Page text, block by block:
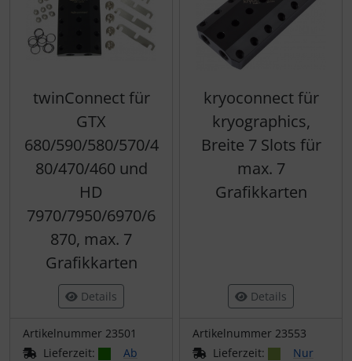
twinConnect für
GTX
680/590/580/570/4
80/470/460 und
HD
7970/7950/6970/6
870, max. 7
Grafikkarten
Details
Artikelnummer 23501
Lieferzeit:
Ab
kryoconnect für
kryographics,
Breite 7 Slots für
max. 7
Grafikkarten
Details
Artikelnummer 23553
Lieferzeit:
Nur